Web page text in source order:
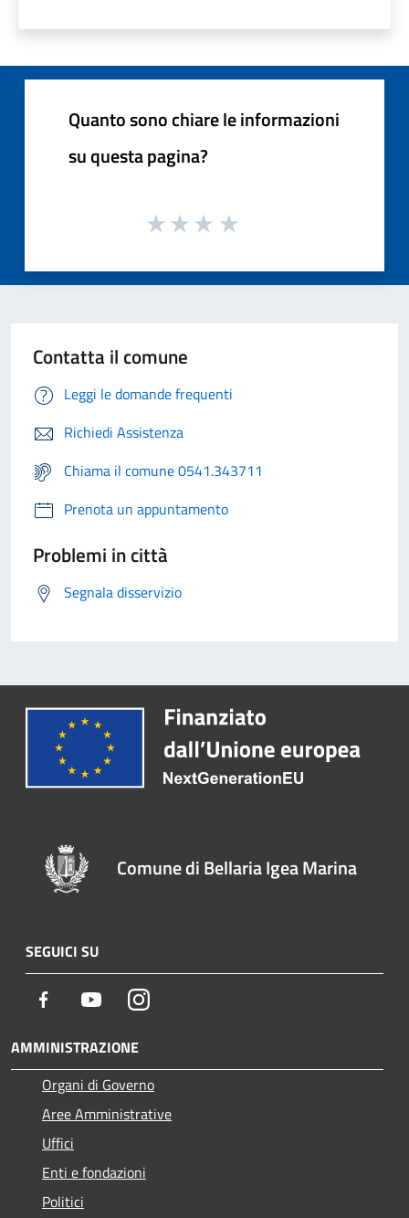
Quanto sono chiare le informazioni
su questa pagina?
Contatta il comune
Leggi le domande frequenti
Richiedi Assistenza
Chiama il comune 0541.343711
Prenota un appuntamento
Problemi in città
Segnala disservizio
Comune di Bellaria Igea Marina
SEGUICI SU
Facebook YoutubeInstagram
AMMINISTRAZIONE
Organi di Governo
Aree Amministrative
Uffici
Enti e fondazioni
Politici